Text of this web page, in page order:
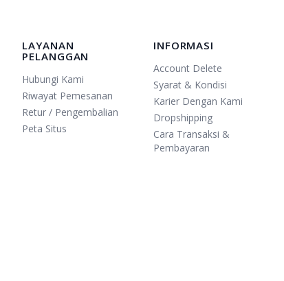
LAYANAN
PELANGGAN
Hubungi Kami
Riwayat Pemesanan
Retur / Pengembalian
Peta Situs
INFORMASI
Account Delete
Syarat & Kondisi
Karier Dengan Kami
Dropshipping
Cara Transaksi &
Pembayaran